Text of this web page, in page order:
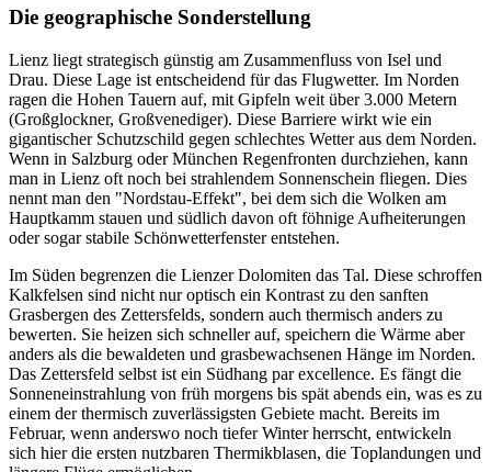
Die geographische Sonderstellung
Lienz liegt strategisch günstig am Zusammenfluss von Isel und
Drau. Diese Lage ist entscheidend für das Flugwetter. Im Norden
ragen die Hohen Tauern auf, mit Gipfeln weit über 3.000 Metern
(Großglockner, Großvenediger). Diese Barriere wirkt wie ein
gigantischer Schutzschild gegen schlechtes Wetter aus dem Norden.
Wenn in Salzburg oder München Regenfronten durchziehen, kann
man in Lienz oft noch bei strahlendem Sonnenschein fliegen. Dies
nennt man den "Nordstau-Effekt", bei dem sich die Wolken am
Hauptkamm stauen und südlich davon oft föhnige Aufheiterungen
oder sogar stabile Schönwetterfenster entstehen.
Im Süden begrenzen die Lienzer Dolomiten das Tal. Diese schroffen
Kalkfelsen sind nicht nur optisch ein Kontrast zu den sanften
Grasbergen des Zettersfelds, sondern auch thermisch anders zu
bewerten. Sie heizen sich schneller auf, speichern die Wärme aber
anders als die bewaldeten und grasbewachsenen Hänge im Norden.
Das Zettersfeld selbst ist ein Südhang par excellence. Es fängt die
Sonneneinstrahlung von früh morgens bis spät abends ein, was es zu
einem der thermisch zuverlässigsten Gebiete macht. Bereits im
Februar, wenn anderswo noch tiefer Winter herrscht, entwickeln
sich hier die ersten nutzbaren Thermikblasen, die Toplandungen und